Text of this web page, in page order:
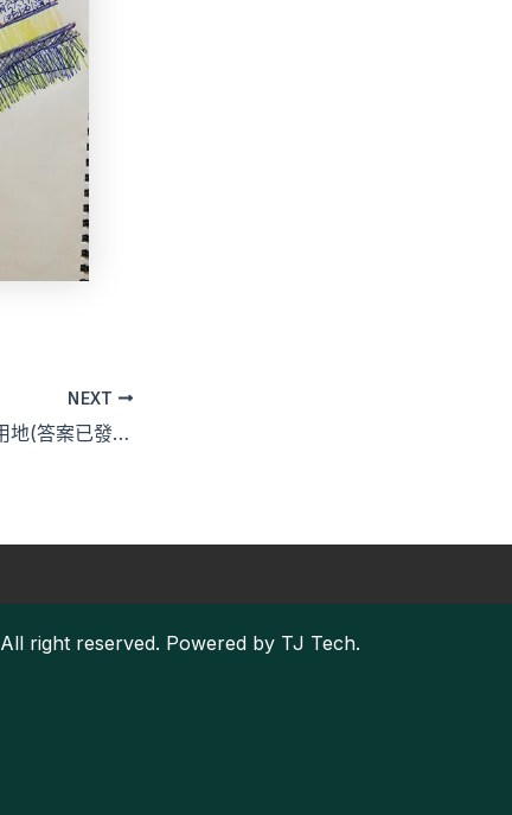
NEXT
不可不慎的丁種建築用地(答案已發佈)
right reserved. Powered by TJ Tech.